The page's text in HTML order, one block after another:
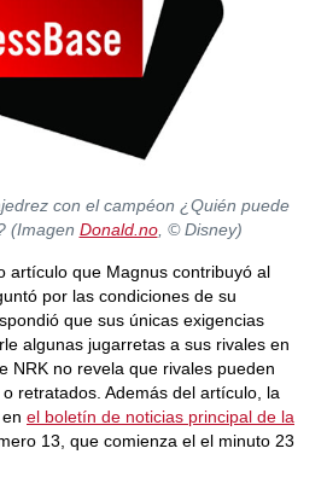
con el campéon ¿Quién puede
(Imagen Donald.no, © Disney)
artículo que Magnus contribuyó al
por las condiciones de su
que sus únicas exigencias
algunas jugarretas a sus rivales en
NRK no revela que rivales pueden
retratados. Además del artículo, la
el boletín de noticias principal de la
13, que comienza el el minuto 23